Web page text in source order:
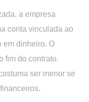
a empresa
conta vinculada ao
em dinheiro. O
fim do contrato.
ser menor se